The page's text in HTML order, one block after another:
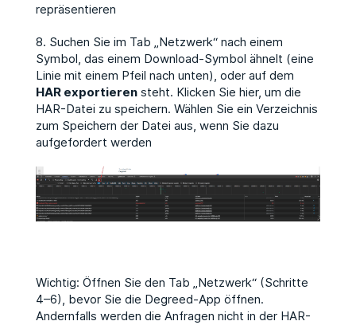
repräsentieren
8. Suchen Sie im Tab „Netzwerk“ nach einem
Symbol, das einem Download-Symbol ähnelt (eine
Linie mit einem Pfeil nach unten), oder auf dem
HAR exportierensteht. Klicken Sie hier, um die
HAR-Datei zu speichern. Wählen Sie ein Verzeichnis
zum Speichern der Datei aus, wenn Sie dazu
aufgefordert werden
Wichtig: Öffnen Sie den Tab „Netzwerk“ (Schritte
4–6), bevor Sie die Degreed-App öffnen.
Andernfalls werden die Anfragen nicht in der HAR-